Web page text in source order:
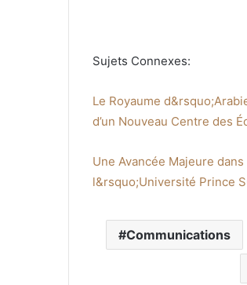
Sujets Connexes:
Le Royaume
d’un Nouveau Centre des
Une Avancée Majeure
l&rsquo;Université Prince
Communications